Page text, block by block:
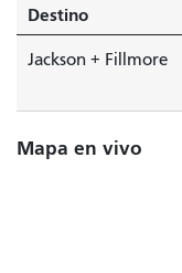
Destino
Jackson + Fillmore
Mapa en vivo